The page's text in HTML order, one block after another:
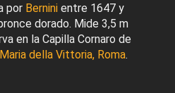
por Berninientre 1647 y
dorado. Mide 3,5 m
en la Capilla Cornaro de
della Vittoria, Roma.